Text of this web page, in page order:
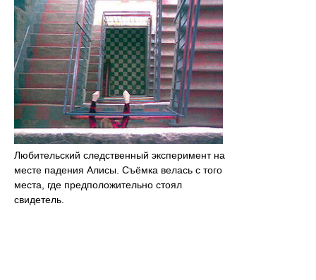
Любительский следственный эксперимент на
месте падения Алисы. Съёмка велась с того
места, где предположительно стоял
свидетель.